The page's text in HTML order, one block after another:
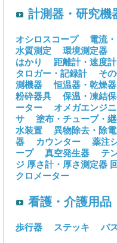
計測器・研究機
オシロスコープ 電流
水質測定
環境測定器
はかり
距離計・速度
タロガー・記録計
そ
測機器
恒温器・乾燥器
粉砕器具
保温・凍結
ーター
オメガエンジ
サ
塗布・チューブ・
水装置
異物除去・除
器
カウンター 薬注
ープ
真空発生器 テ
ジ 厚さ計・厚さ測定器
クロメーター
看護・介護用品
歩行器 ステッキ バ